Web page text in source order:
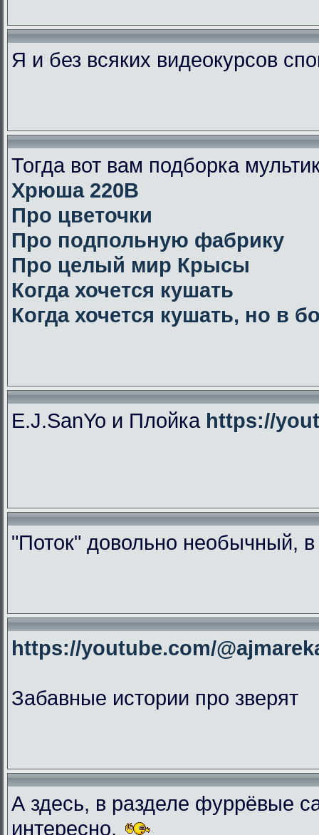
Я и без всяких видеокурсов
Тогда вот вам подборка
Хрюша 220В
Про цветочки
Про подпольную фабрику
Про целый мир Крысы
Когда хочется кушать
Когда хочется кушать, но в
E.J.SanYo и Плойка https://
"Поток" довольно необычный,
https://youtube.com/
Забавные истории про зверят
А здесь, в разделе фуррёвые
интересно.